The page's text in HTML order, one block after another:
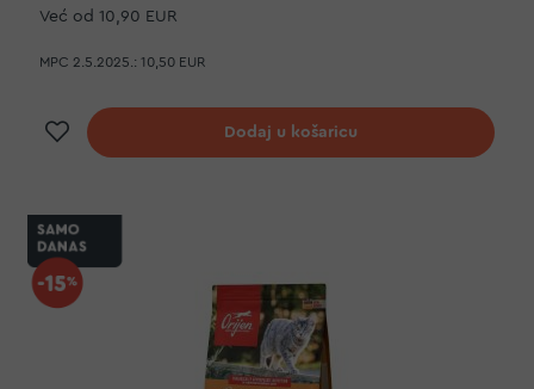
Već od 10,90 EUR
MPC 2.5.2025.: 10,50 EUR
Dodaj na listu želja
Dodaj u košaricu